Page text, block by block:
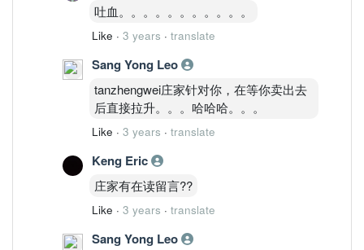
吐血。。。。。。。。。。。
Like · 3 years · translate
Sang Yong Leo
tanzhengwei庄家针对你，在等你卖出去
后直接拉升。。。哈哈哈。。。
Like · 3 years · translate
Keng Eric
庄家有在读留言??
Like · 3 years · translate
Sang Yong Leo